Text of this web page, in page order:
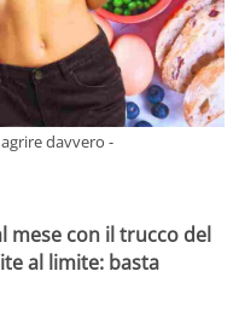
davvero -
mese con il trucco del
al limite: basta